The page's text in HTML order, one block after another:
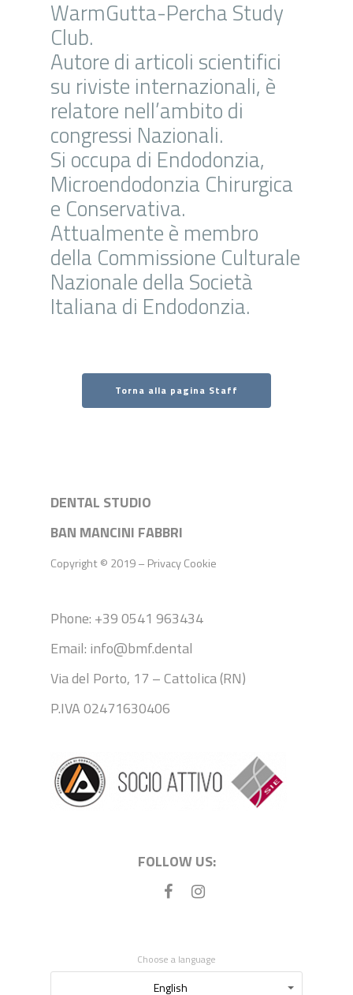
WarmGutta-Percha Study
Club.
Autore di articoli scientifici
su riviste internazionali, è
relatore nell’ambito di
congressi Nazionali.
Si occupa di Endodonzia,
Microendodonzia Chirurgica
e Conservativa.
Attualmente è membro
della Commissione Culturale
Nazionale della Società
Italiana di Endodonzia.
Torna alla pagina Staff
DENTAL STUDIO
BAN MANCINI FABBRI
Copyright © 2019 – PrivacyCookie
Phone: +39 0541 963434
Email: info@bmf.dental
Via del Porto, 17 – Cattolica (RN)
P.IVA 02471630406
FOLLOW US:
Choose a language
English